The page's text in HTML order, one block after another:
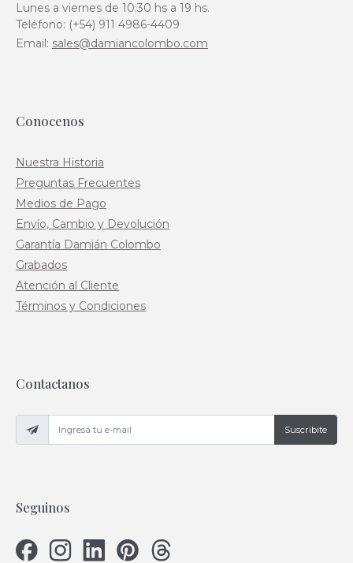
Lunes a viernes de 10:30 hs a 19 hs.
Teléfono: (+54) 911 4986-4409
Email: sales@damiancolombo.com
Conocenos
Nuestra Historia
Preguntas Frecuentes
Medios de Pago
Envío, Cambio y Devolución
Garantía Damián Colombo
Grabados
Atención al Cliente
Términos y Condiciones
Contactanos
Suscribite
Seguinos